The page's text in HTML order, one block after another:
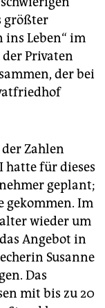
größter
ins Leben“ im
Privaten
der bei
Zahlen
hatte für dieses
geplant;
gekommen. Im
wieder um
Angebot in
Susanne
Das
mit bis zu 20